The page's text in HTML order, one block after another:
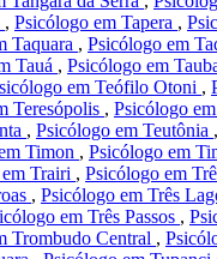
, Psicólogo em Tapera ,
Taquara , Psicólogo em
Tauá , Psicólogo em
em Teófilo Otoni ,
Teresópolis , Psicólogo
, Psicólogo em Teutônia ,
Timon , Psicólogo em
Trairi , Psicólogo em
, Psicólogo em Três
em Três Passos ,
Trombudo Central ,